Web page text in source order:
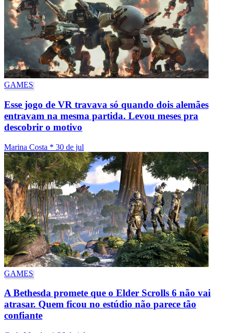
GAMES
Esse jogo de VR travava só quando dois alemães
entravam na mesma partida. Levou meses pra
descobrir o motivo
Marina Costa * 30 de jul
GAMES
A Bethesda promete que o Elder Scrolls 6 não vai
atrasar. Quem ficou no estúdio não parece tão
confiante